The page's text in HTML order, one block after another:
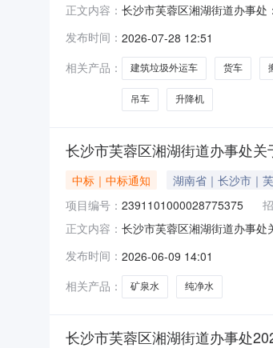
正文内容： 长沙市芙蓉区湘湖街道办事
行动（违规流动摊贩早夜市，
工天27010002700002技术工
发布时间： 2026-07-28 12:51
相关产品：
建筑垃圾外运车 货车
吊车 升降机
长沙市芙蓉区湘湖街道办事处
中标｜中标通知 湖南省｜长沙市｜
项目编号： 2391101000028775375
正文内容： 长沙市芙蓉区湘湖街道办事
市芙蓉区报价起止时间：-二
采
发布时间： 2026-06-09 14:01
相关产品：
矿泉水 纯净水
长沙市芙蓉区湘湖街道办事处